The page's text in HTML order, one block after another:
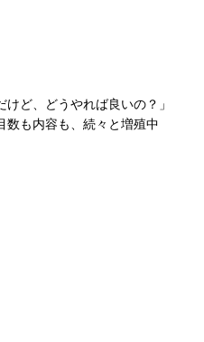
けど、どうやれば良いの？」
数も内容も、続々と増殖中